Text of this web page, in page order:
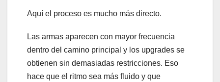
Aquí el proceso es mucho más directo.
Las armas aparecen con mayor frecuencia
dentro del camino principal y los upgrades se
obtienen sin demasiadas restricciones. Eso
hace que el ritmo sea más fluido y que